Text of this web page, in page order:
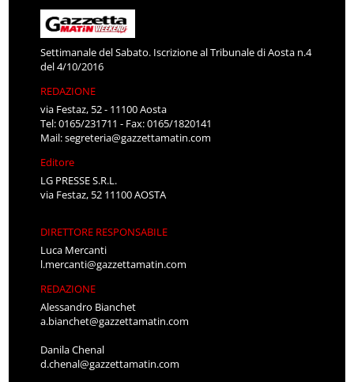
Settimanale del Sabato. Iscrizione al Tribunale di Aosta n.4
del 4/10/2016
REDAZIONE
via Festaz, 52 - 11100 Aosta
Tel: 0165/231711 - Fax: 0165/1820141
Mail:segreteria@gazzettamatin.com
Editore
LG PRESSE S.R.L.
via Festaz, 52 11100 AOSTA
DIRETTORE RESPONSABILE
Luca Mercanti
l.mercanti@gazzettamatin.com
REDAZIONE
Alessandro Bianchet
a.bianchet@gazzettamatin.com
Danila Chenal
d.chenal@gazzettamatin.com